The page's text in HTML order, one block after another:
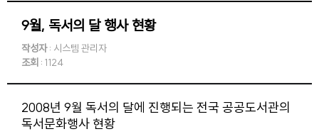
9월, 독서의 달 행사 현황
작성자: 시스템 관리자
조회 : 1124
2008년 9월 독서의 달에 진행되는 전국 공공도서관의
독서문화행사 현황